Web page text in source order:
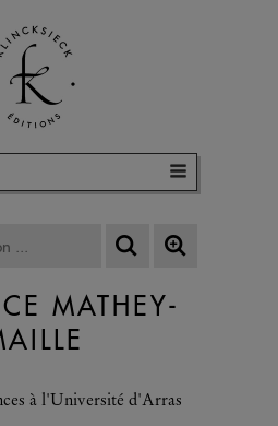
MATHEY-
à l'Université d'Arras